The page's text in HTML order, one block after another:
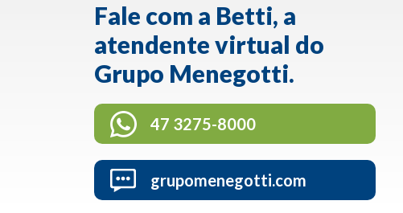
Fale com a Betti, a
atendente virtual do
Grupo Menegotti.
47 3275-8000
grupomenegotti.com